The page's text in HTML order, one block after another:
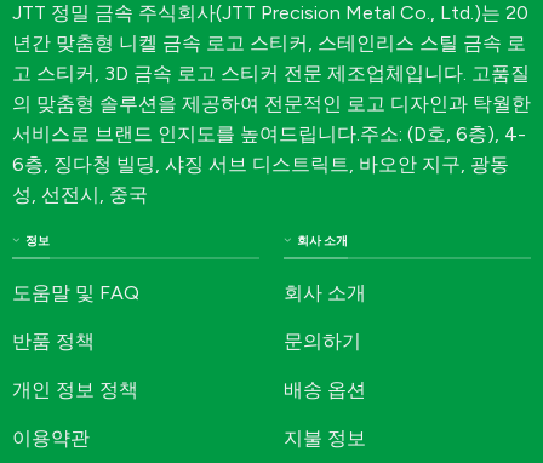
JTT 정밀 금속 주식회사(JTT Precision Metal Co., Ltd.)는 20
년간 맞춤형 니켈 금속 로고 스티커, 스테인리스 스틸 금속 로
고 스티커, 3D 금속 로고 스티커 전문 제조업체입니다. 고품질
의 맞춤형 솔루션을 제공하여 전문적인 로고 디자인과 탁월한
서비스로 브랜드 인지도를 높여드립니다.주소: (D호, 6층), 4-
6층, 징다청 빌딩, 샤징 서브 디스트릭트, 바오안 지구, 광동
성, 선전시, 중국
정보
도움말 및 FAQ
반품 정책
개인 정보 정책
이용약관
회사 소개
회사 소개
문의하기
배송 옵션
지불 정보